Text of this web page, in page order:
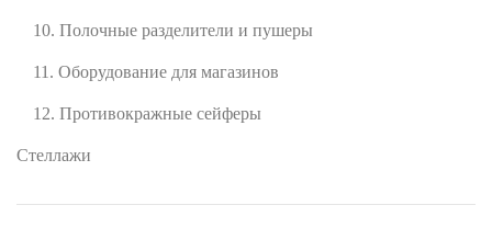
10. Полочные разделители и пушеры
11. Оборудование для магазинов
12. Противокражные сейферы
Стеллажи